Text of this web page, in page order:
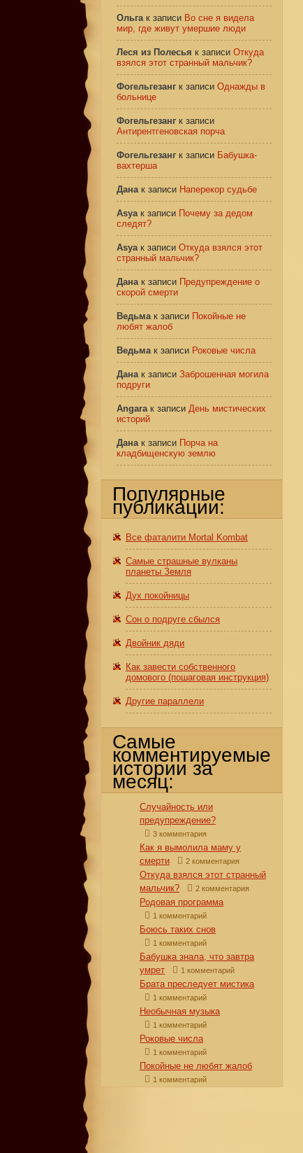
Ольгак записи Во сне я видела
мир, где живут умершие люди
Леся из Полесья к записи Откуда
взялся этот странный мальчик?
Фогельгезанг к записи Однажды в
больнице
Фогельгезанг к записи
Антирентгеновская порча
Фогельгезанг к записи Бабушка-
вахтерша
Данак записи Наперекор судьбе
Asyaк записи Почему за дедом
следят?
Asyaк записи Откуда взялся этот
странный мальчик?
Данак записи Предупреждение о
скорой смерти
Ведьмак записи Покойные не
любят жалоб
Ведьмак записи Роковые числа
Данак записи Заброшенная могила
подруги
Angaraк записи День мистических
историй
Данак записи Порча на
кладбищенскую землю
Популярные
публикации:
Все фаталити Mortal Kombat
Самые страшные вулканы
планеты Земля
Дух покойницы
Сон о подруге сбылся
Двойник дяди
Как завести собственного
домового (пошаговая инструкция)
Другие параллели
Самые
комментируемые
истории за
месяц:
Случайность или
предупреждение?
3 комментария
Как я вымолила маму у
смерти
2 комментария
Откуда взялся этот странный
мальчик?
2 комментария
Родовая программа
1 комментарий
Боюсь таких снов
1 комментарий
Бабушка знала, что завтра
умрет
1 комментарий
Брата преследует мистика
1 комментарий
Необычная музыка
1 комментарий
Роковые числа
1 комментарий
Покойные не любят жалоб
1 комментарий